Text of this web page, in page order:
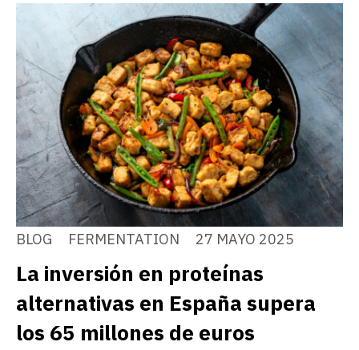
BLOG FERMENTATION 27 MAYO 2025
La inversión en proteínas
alternativas en España supera
los 65 millones de euros